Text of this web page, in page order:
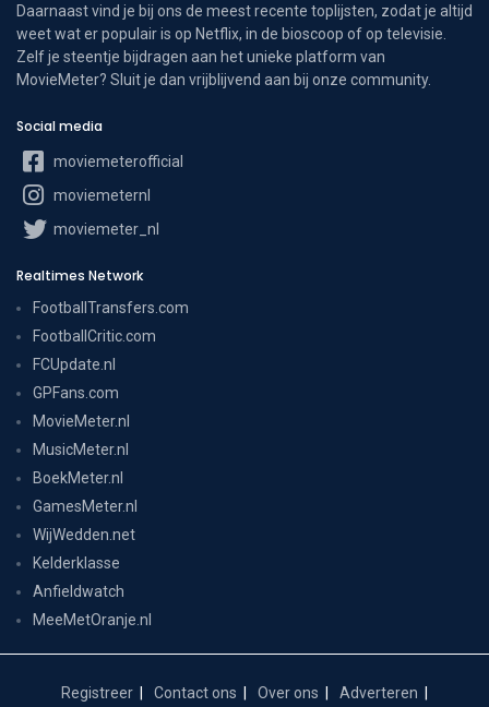
Daarnaast vind je bij ons de meest recente toplijsten, zodat je altijd
weet wat er populair is op Netflix, in de bioscoop of op televisie.
Zelf je steentje bijdragen aan het unieke platform van
MovieMeter? Sluit je dan vrijblijvend aan bij onze community.
Social media
moviemeterofficial
moviemeternl
moviemeter_nl
Realtimes Network
FootballTransfers.com
FootballCritic.com
FCUpdate.nl
GPFans.com
MovieMeter.nl
MusicMeter.nl
BoekMeter.nl
GamesMeter.nl
WijWedden.net
Kelderklasse
Anfieldwatch
MeeMetOranje.nl
Registreer Contact ons Over ons
Adverteren